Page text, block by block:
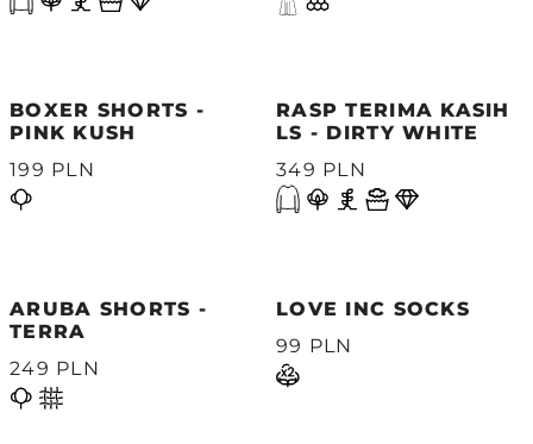
BOXER SHORTS -
PINK KUSH
199 PLN
RASP TERIMA KASIH
LS - DIRTY WHITE
349 PLN
ARUBA SHORTS -
TERRA
249 PLN
LOVE INC SOCKS
99 PLN